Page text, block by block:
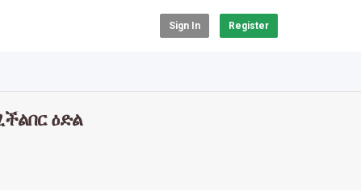
Sign In Register
ዕድል